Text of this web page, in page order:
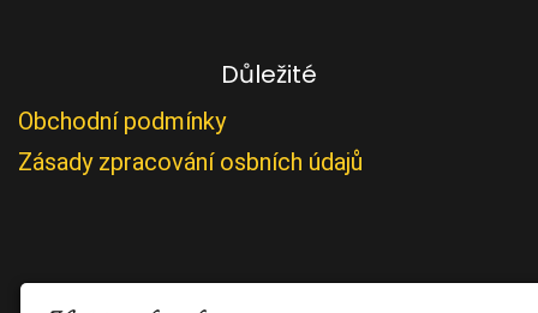
Důležité
Obchodní podmínky
Zásady zpracování osbních údajů